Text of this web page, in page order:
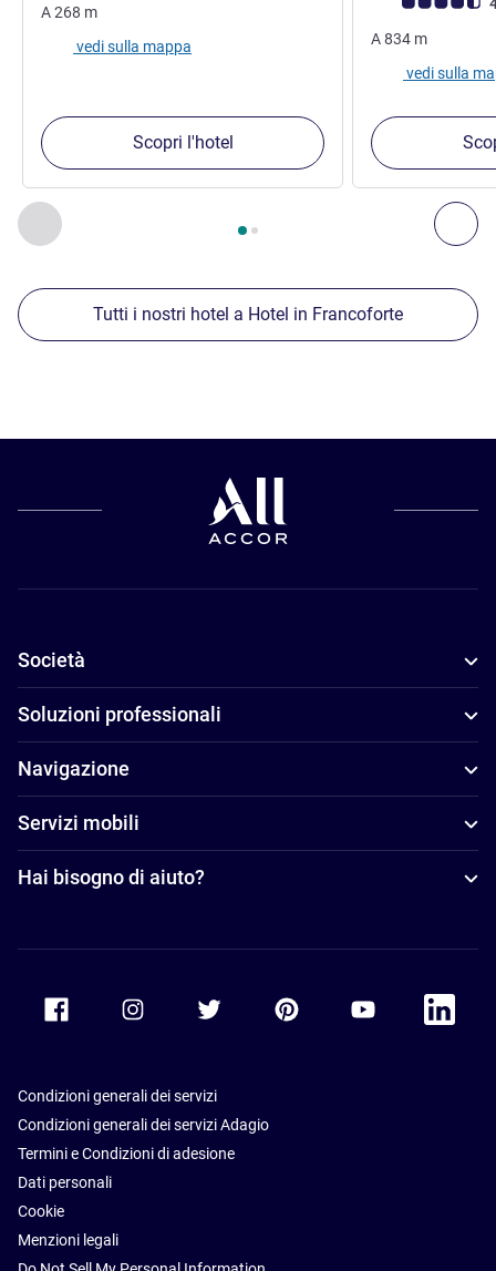
Precedente - Nostre ulteriori strutture nelle vicinanze
Pagina , Nostre ulteriori strutture nelle vicinanze 1 :,
A268 m
vedi sulla mappa
Scopri l'hotel
A834 m
vedi sulla
Tutti i nostri hotel a Hotel in Francoforte
Società
Soluzioni professionali
Navigazione
Servizi mobili
Hai bisogno di aiuto?
Accor Facebook Accor TwitterAccor PinterestAccor Youtube
Accor
Condizioni generali dei servizi
Condizioni generali dei servizi Adagio
Termini e Condizioni di adesione
Dati personali
Cookie
Menzioni legali